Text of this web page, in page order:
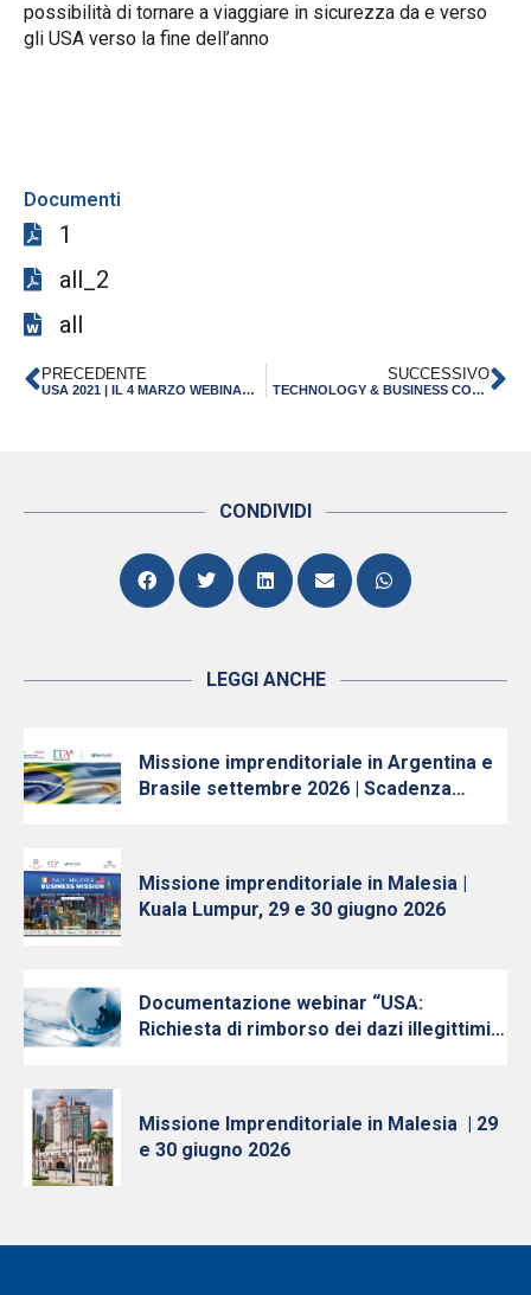
possibilità di tornare a viaggiare in sicurezza da e verso
gli USA verso la fine dell’anno
Documenti
1
all_2
all
PRECEDENTE
USA 2021 | IL 4 MARZO WEBINAR PER LE IMPRESE INTERESSATE AL MERCATO STATUNITENSE IN COLLABORAZIONE CON LA REGIONE
SUCCESSIVO
TECHNOLOGY & BUSINESS COOPERATION DAYS HANNOVER MESSE | DAL 12 AL 15 APRILE 2021
CONDIVIDI
LEGGI ANCHE
Missione imprenditoriale in Argentina e
Brasile settembre 2026 | Scadenza
Missione imprenditoriale in Malesia |
Kuala Lumpur, 29 e 30 giugno 2026
Documentazione webinar “USA:
Richiesta di rimborso dei dazi illegittimi e
Missione Imprenditoriale in Malesia | 29
e 30 giugno 2026